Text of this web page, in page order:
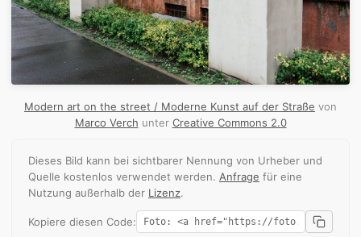
Modern art on the street / Moderne Kunst auf der Straße von
Marco Verch unter Creative Commons 2.0
Dieses Bild kann bei sichtbarer Nennung von Urheber und
Quelle kostenlos verwendet werden. Anfrage für eine
Nutzung außerhalb der Lizenz.
Kopiere diesen Code: